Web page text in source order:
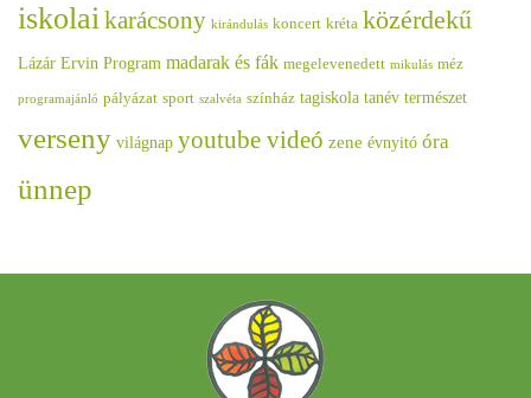
iskolaikarácsony kirándulás koncert kréta közérdekű
Lázár Ervin Program madarak és fák megelevenedett mikulás méz
programajánló pályázat sport szalvéta színház tagiskola tanév természet
verseny világnap youtube videó zene évnyitó óra
ünnep